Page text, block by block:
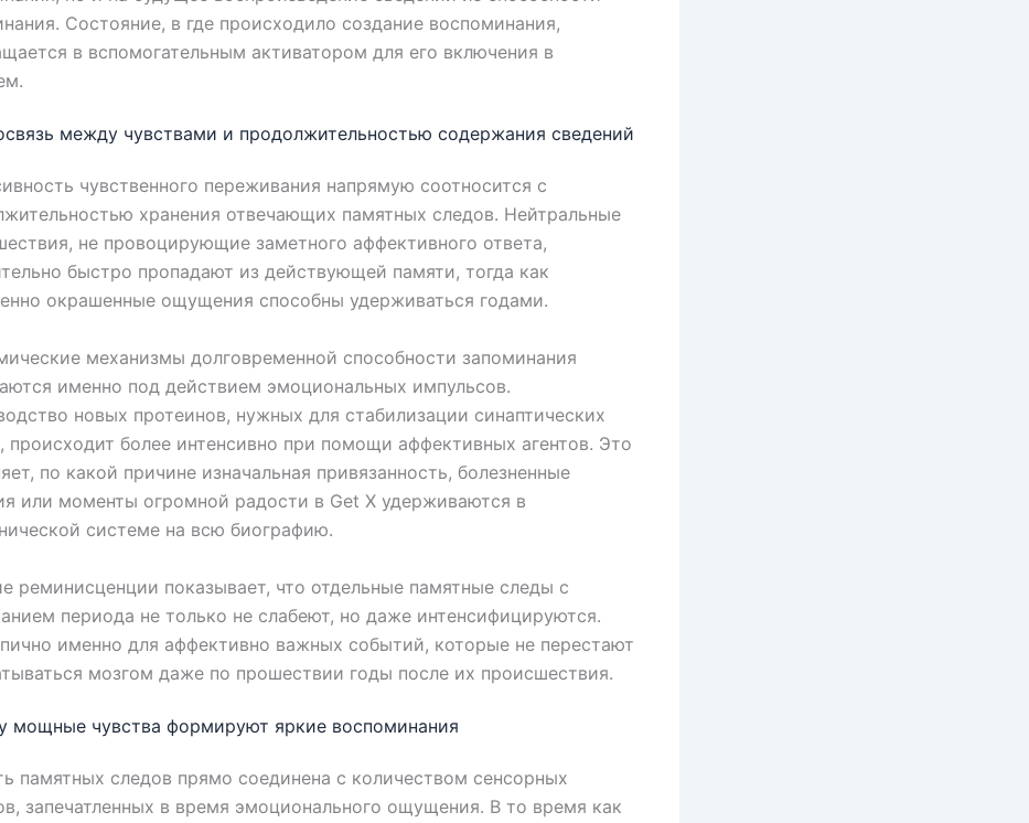
Состояние, в где происходило создание воспоминания,
в вспомогательным активатором для его включения в
между чувствами и продолжительностью содержания сведений
чувственного переживания напрямую соотносится с
хранения отвечающих памятных следов. Нейтральные
не провоцирующие заметного аффективного ответа,
быстро пропадают из действующей памяти, тогда как
окрашенные ощущения способны удерживаться годами.
механизмы долговременной способности запоминания
именно под действием эмоциональных импульсов.
новых протеинов, нужных для стабилизации синаптических
происходит более интенсивно при помощи аффективных агентов. Это
по какой причине изначальная привязанность, болезненные
или моменты огромной радости в Get X удерживаются в
системе на всю биографию.
реминисценции показывает, что отдельные памятные следы с
периода не только не слабеют, но даже интенсифицируются.
именно для аффективно важных событий, которые не перестают
мозгом даже по прошествии годы после их происшествия.
мощные чувства формируют яркие воспоминания
памятных следов прямо соединена с количеством сенсорных
запечатленных в время эмоционального ощущения. В то время как